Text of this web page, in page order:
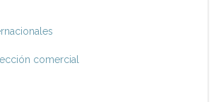
comercial